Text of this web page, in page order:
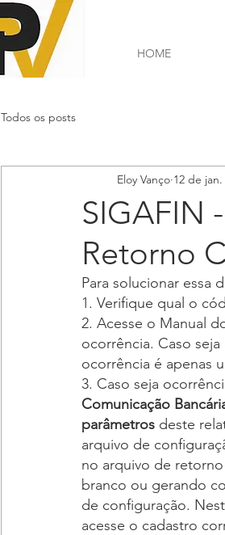
HOME
Todos os posts
SIGAFIN
Retorno
Eloy Vanço 12 de
Para solucionar essa
1. Verifique qual o
2. Acesse o Manual
ocorrência. Caso
ocorrência é apenas
3. Caso seja
Comunicação
parâmetros deste
arquivo de
no arquivo de
branco ou gerando
de configuração.
acesse o cadastro